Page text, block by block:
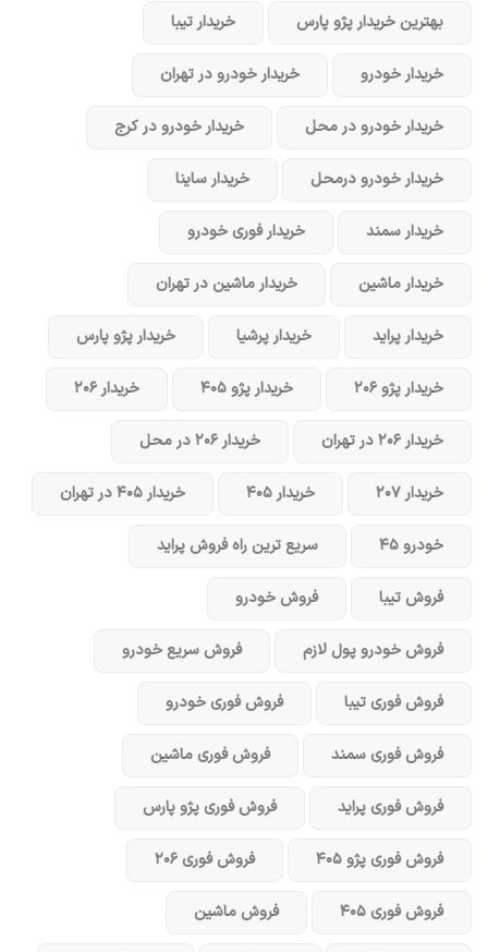
بهترین خریدار پژو پارس خریدار تیبا
خریدار خودرو خریدار خودرو در تهران
خریدار خودرو در محل خریدار خودرو در کرج
خریدار خودرو در‌محل خریدار ساینا
خریدار سمند خریدار فوری خودرو
خریدار ماشین خریدار ماشین در تهران
خریدار پراید خریدار پرشیا خریدار پژو پارس
خریدار پژو ۲۰۶ خریدار پژو ۴۰۵ خریدار ۲۰۶
خریدار ۲۰۶ در تهران خریدار ۲۰۶ در محل
خریدار ۲۰۷ خریدار ۴۰۵ خریدار ۴۰۵ در تهران
خودرو ۴۵ سریع ترین راه فروش پراید
فروش تیبا فروش خودرو
فروش خودرو پول لازم فروش سریع خودرو
فروش فوری تیبا فروش فوری خودرو
فروش فوری سمند فروش فوری ماشین
فروش فوری پراید فروش فوری پژو پارس
فروش فوری پژو ۴۰۵ فروش فوری ۲۰۶
فروش فوری ۴۰۵ فروش ماشین